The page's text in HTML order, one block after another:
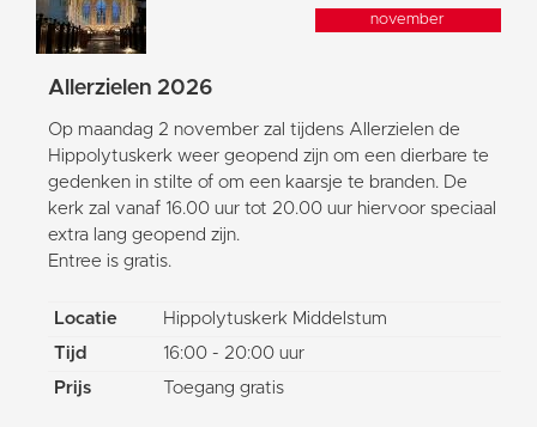
november
Allerzielen 2026
Op maandag 2 november zal tijdens Allerzielen de
Hippolytuskerk weer geopend zijn om een dierbare te
gedenken in stilte of om een kaarsje te branden. De
kerk zal vanaf 16.00 uur tot 20.00 uur hiervoor speciaal
extra lang geopend zijn.
Entree is gratis.
Locatie
Hippolytuskerk Middelstum
Tijd
16:00 - 20:00 uur
Prijs
Toegang gratis